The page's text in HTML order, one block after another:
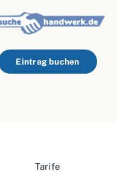
Eintrag buchen
Tarife